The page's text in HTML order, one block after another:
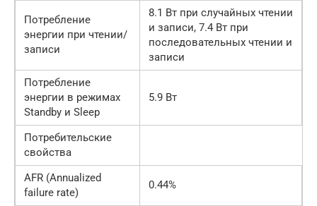
Потребление
энергии при чтении/
записи
8.1 Вт при случайных чтении
и записи, 7.4 Вт при
последовательных чтении и
записи
Потребление
энергии в режимах
Standby и Sleep
5.9 Вт
Потребительские
свойства
AFR (Annualized
failure rate)
0.44%